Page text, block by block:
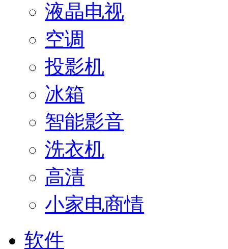
液晶电视
空调
投影机
冰箱
智能影音
洗衣机
高清
小家电商情
软件